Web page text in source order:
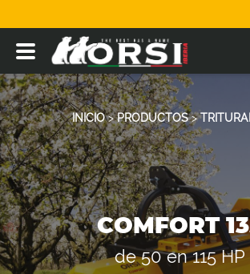
INICIO>PRODUCTOS>
COMFORT
de 50 en 115 HP